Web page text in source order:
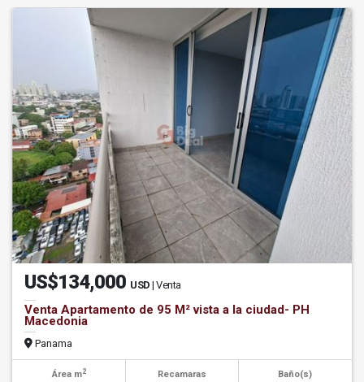
US$134,000 USD | Venta
Venta Apartamento de 95 M² vista a la ciudad- PH
Macedonia
Panama
Área m2 Recamaras Baño(s)